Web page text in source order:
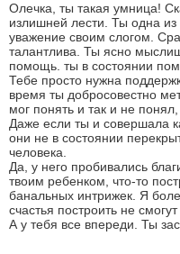
Олечка, ты такая умница!
излишней лести. Ты одна
уважение своим слогом.
талантлива. Ты ясно
помощь. ты в состоянии
Тебе просто нужна
время ты добросовестно
мог понять и так и не
Даже если ты и совершала
они не в состоянии
человека.
Да, у него пробивались
твоим ребенком, что-то
банальных интрижек. Я
счастья построить не
А у тебя все впереди. Ты